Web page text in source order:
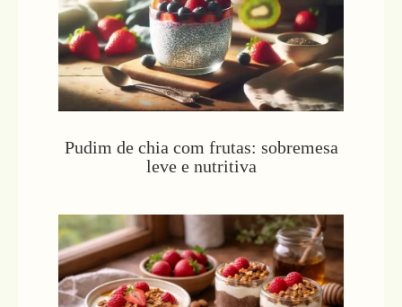
Pudim de chia com frutas: sobremesa
leve e nutritiva